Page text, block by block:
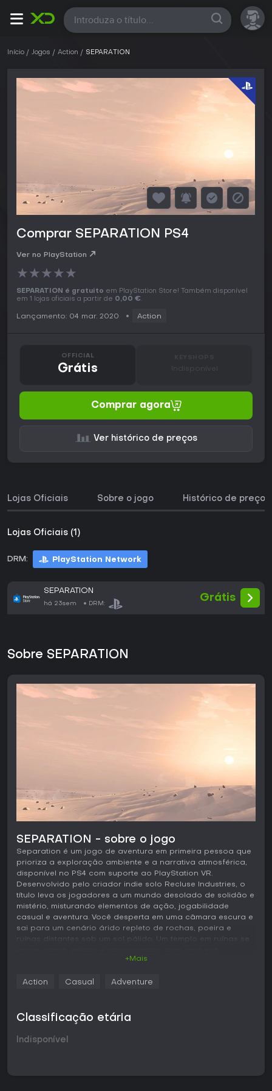
Todas
Início Jogos Action SEPARATION
Comprar SEPARATION PS4
Ver no PlayStation
★★★★★
SEPARATION é gratuito em PlayStation Store! Também disponível
em 1 lojas oficiais a partir de 0,00 €.
Lançamento: 04 mar. 2020 Action
OFFICIAL
Grátis Indisponível
Comprar agora
Ver histórico de preços
Lojas Oficiais Sobre o jogo Histórico de preços
Lojas Oficiais (1)
DRM: PlayStation Network
SEPARATION
há 23sem DRM:
Grátis
Sobre SEPARATION
SEPARATION - sobre o jogo
Separation é um jogo de aventura em primeira pessoa que
prioriza a exploração ambiente e a narrativa atmosférica,
disponível no PS4 com suporte ao PlayStation VR.
Desenvolvido pelo criador indie solo Recluse Industries, o
título leva os jogadores a um mundo desolado de solidão e
mistério, misturando elementos de ação, jogabilidade
casual e aventura. Você desperta em uma câmara escura e
sai para um cenário árido repleto de rochas, poeira e
ruínas distantes sob um sol pálido. Um templo em ruínas se
sussurrante guiando sua jornada. O jogo se destaca pelo
gênero de aventuras VR.
Em Separation, a jogabilidade central gira em torno da
ambiente desolado. Os jogadores percorrem um caminho
para avançar. Um mecânica chave envolve refratar feixes
+Mais
Action Casual Adventure
Classificação etária
Indisponível